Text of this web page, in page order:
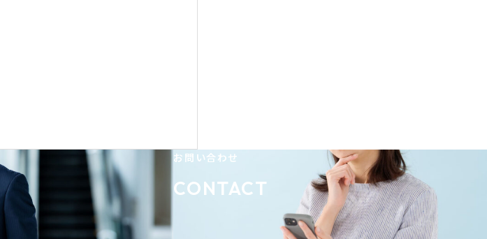
お問い合わせ
CONTACT